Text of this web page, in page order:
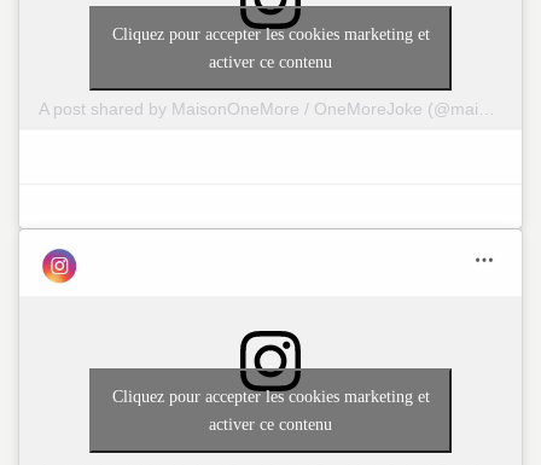
Cliquez pour accepter les cookies marketing et
activer ce contenu
Cliquez pour accepter les cookies marketing et
activer ce contenu